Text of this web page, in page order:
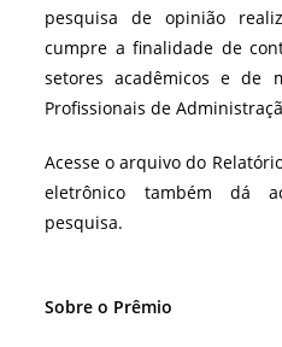
pesquisa de opinião
cumpre a finalidade de
setores acadêmicos e de
Profissionais de
Acesse o arquivo do
eletrônico também dá
pesquisa.
Sobre o Prêmio